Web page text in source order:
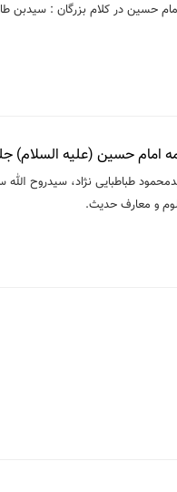
پديدآور: فضايل و سيره امام حسين در كلام بزرگان
امام حسين (علیه السلام)
طباطبایی نژاد، سیدروح الله
و معارف حدیث.